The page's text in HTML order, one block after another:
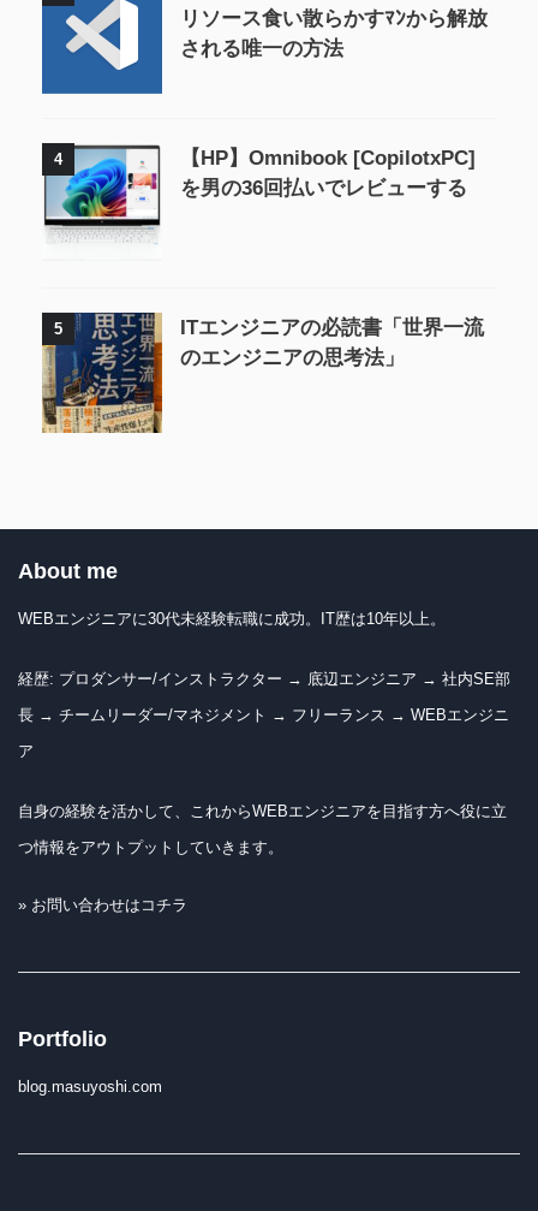
リソース食い散らかすﾏﾝから解放
される唯一の方法
4
【HP】Omnibook [CopilotxPC]
を男の36回払いでレビューする
5
ITエンジニアの必読書「世界一流
のエンジニアの思考法」
About me
WEBエンジニアに30代未経験転職に成功。IT歴は10年以上。
経歴: プロダンサー/インストラクター → 底辺エンジニア → 社内SE部
長 → チームリーダー/マネジメント → フリーランス → WEBエンジニ
ア
自身の経験を活かして、これからWEBエンジニアを目指す方へ役に立
つ情報をアウトプットしていきます。
» お問い合わせはコチラ
Portfolio
blog.masuyoshi.com